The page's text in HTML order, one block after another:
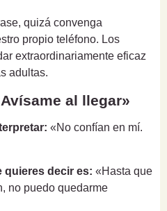
quizá convenga
propio teléfono. Los
extraordinariamente eficaz
adultas.
al llegar»
«No confían en mí.
quieres decir es: «Hasta que
no puedo quedarme